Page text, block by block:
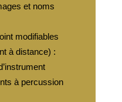
et noms
modifiables
à distance) :
à percussion